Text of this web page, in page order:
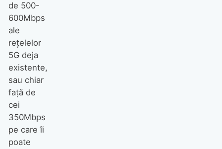
de 500-
600Mbps
ale
rețelelor
5G deja
existente,
sau chiar
față de
cei
350Mbps
pe care îi
poate